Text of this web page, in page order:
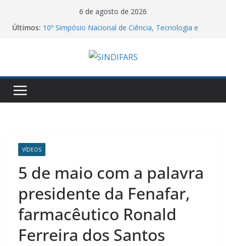
6 de agosto de 2026
Últimos: 10º Simpósio Nacional de Ciência, Tecnologia e
06/08/26 – Assembleia Remota Conjunta Sindifars e
Sergs – VA GHC
Manifesto dos Farmacêuticos do Brasil a
VÍDEOS
5 de maio com a palavra
presidente da Fenafar,
farmacêutico Ronald
Ferreira dos Santos